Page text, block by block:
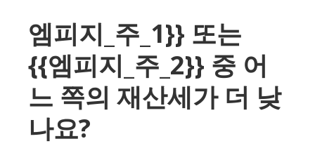
엠피지_주_1}} 또는
{{엠피지_주_2}} 중 어
느 쪽의 재산세가 더 낮
나요?